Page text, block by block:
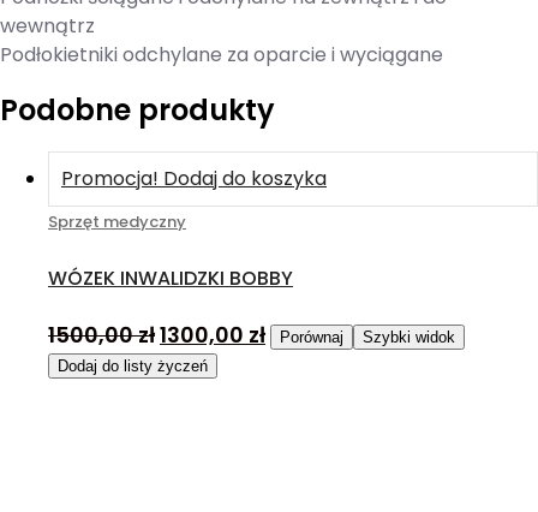
wewnątrz
Podłokietniki odchylane za oparcie i wyciągane
Podobne produkty
Promocja! Dodaj do koszyka
Sprzęt medyczny
WÓZEK INWALIDZKI BOBBY
1500,00zł1300,00 zł Porównaj
Szybki widok
Dodaj do listy życzeń